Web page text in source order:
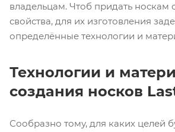
владельцам. Чтоб придать носкам
свойства, для их изготовления
определённые технологии и
Технологии и
создания носков
Сообразно тому, для каких целей